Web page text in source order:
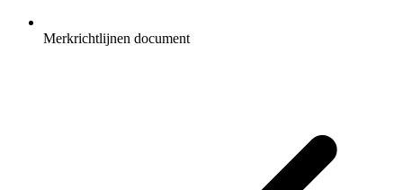
Merkrichtlijnen document